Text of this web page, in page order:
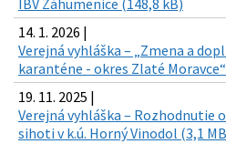
IBV Záhumenice (148,8 kB)
14. 1. 2026 |
Verejná vyhláška – „Zmena a
karanténe - okres Zlaté
19. 11. 2025 |
Verejná vyhláška – Rozhodnutie
sihoti v k.ú. Horný Vinodol (3,1